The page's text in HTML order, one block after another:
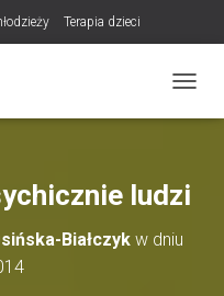
Terapia dzieci
dla Par
Lęku (IET) Cart
ludzi
Białczyk w dniu